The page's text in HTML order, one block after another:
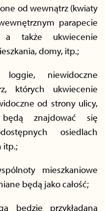
od wewnątrz (kwiaty
parapecie
a także ukwiecenie
domy, itp.;
niewidoczne
których ukwiecenie
od strony ulicy,
będą znajdować się
osiedlach
itp.;
mieszkaniowe
będą jako całość;
będzie przykładana